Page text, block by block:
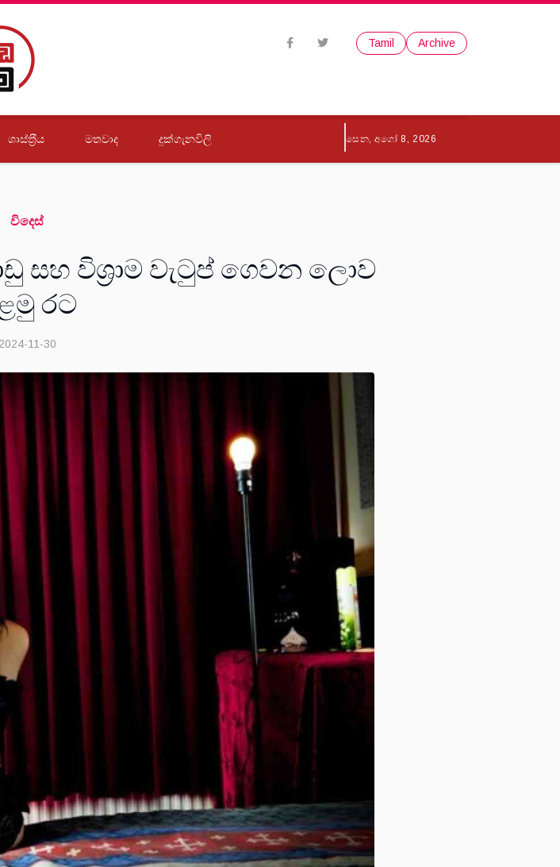
Tamil Archive
ශාස්ත‍්‍රීය මතවාද දුක්ගැනවිලි සෙන, අගෝ 8, 2026
විදෙස්
සහ විශ්‍රාම වැටුප් ගෙවන ලොව
රට
2024-11-30